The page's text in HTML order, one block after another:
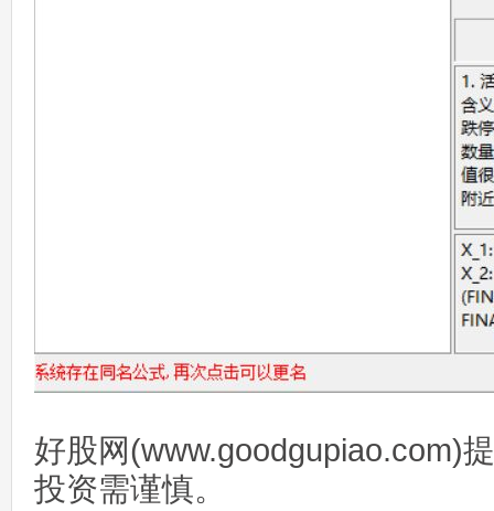
好股网(www.goodgupiao.com)
投资需谨慎。